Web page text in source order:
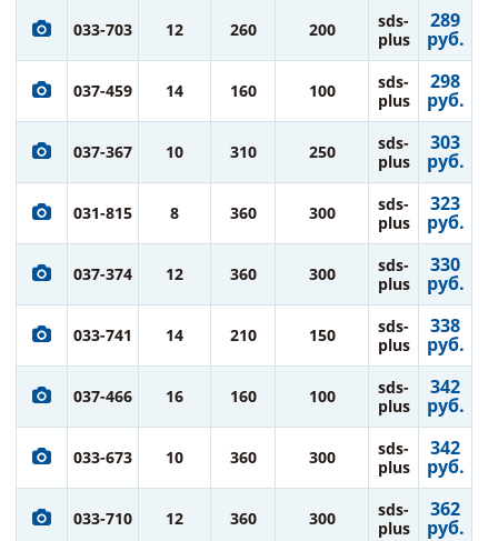
033-703 12 260 200
sds-
plus
289
руб.
037-459 14 160 100
sds-
plus
298
руб.
037-367 10 310 250
sds-
plus
303
руб.
031-815 8 360 300
sds-
plus
323
руб.
037-374 12 360 300
sds-
plus
330
руб.
033-741 14 210 150
sds-
plus
338
руб.
037-466 16 160 100
sds-
plus
342
руб.
033-673 10 360 300
sds-
plus
342
руб.
033-710 12 360 300
sds-
plus
362
руб.